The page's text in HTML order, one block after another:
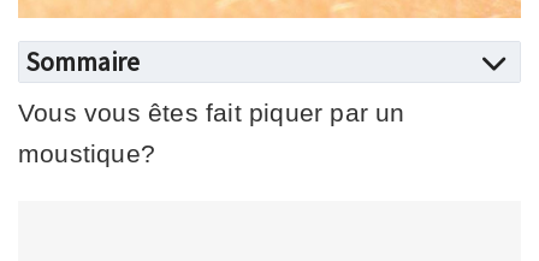
Sommaire
Vous vous êtes fait piquer par un
moustique?